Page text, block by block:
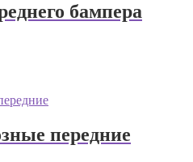
бампера
передние